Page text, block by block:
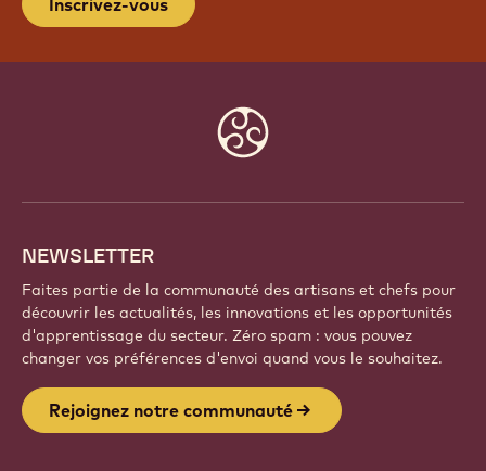
NEWSLETTER
Faites partie de la communauté des artisans et chefs pour
découvrir les actualités, les innovations et les opportunités
d'apprentissage du secteur. Zéro spam : vous pouvez
changer vos préférences d'envoi quand vous le souhaitez.
Rejoignez notre communauté